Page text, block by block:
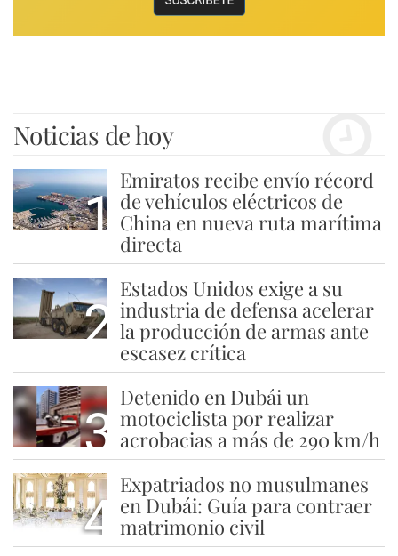
Noticias de hoy
1
Emiratos recibe envío récord
de vehículos eléctricos de
China en nueva ruta marítima
directa
2
Estados Unidos exige a su
industria de defensa acelerar
la producción de armas ante
escasez crítica
3
Detenido en Dubái un
motociclista por realizar
acrobacias a más de 290 km/h
4
Expatriados no musulmanes
en Dubái: Guía para contraer
matrimonio civil